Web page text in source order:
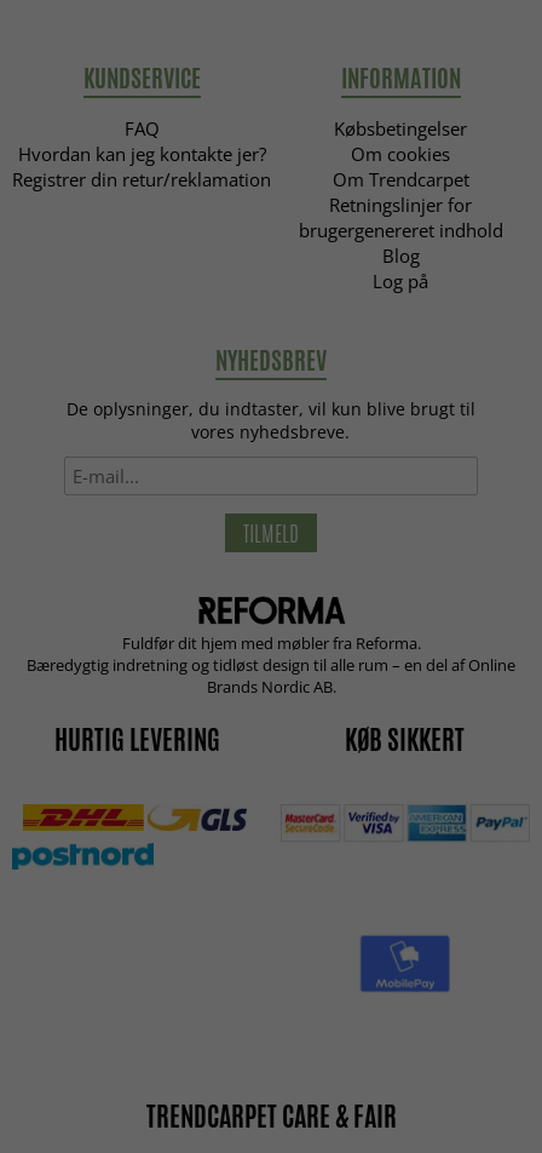
KUNDSERVICE
FAQ
Hvordan kan jeg kontakte jer?
Registrer din retur/reklamation
INFORMATION
Købsbetingelser
Om cookies
Om Trendcarpet
Retningslinjer for
brugergenereret indhold
Blog
Log på
NYHEDSBREV
De oplysninger, du indtaster, vil kun blive brugt til
vores nyhedsbreve.
TILMELD
Fuldfør dit hjem med møbler fra Reforma.
Bæredygtig indretning og tidløst design til alle rum – en del af Online
Brands Nordic AB.
HURTIG LEVERING KØB SIKKERT
TRENDCARPET CARE & FAIR